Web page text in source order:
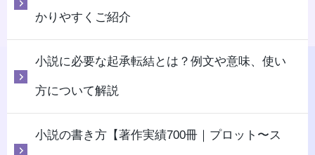
かりやすくご紹介
小説に必要な起承転結とは？例文や意味、使い
方について解説
小説の書き方【著作実績700冊｜プロット〜ス